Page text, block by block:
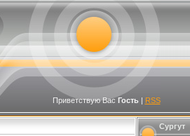
Приветствую Вас Гость| RSS
Сургут